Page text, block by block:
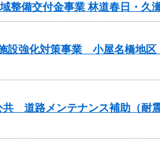
整備交付金事業 林道春日・
設強化対策事業 小屋名橋地
道路メンテナンス補助（耐